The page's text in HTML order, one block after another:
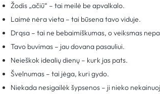
Žodis „ačiū“ – tai meilė be apvalkalo.
Laimė nėra vieta – tai būsena tavo viduje.
Drąsa – tai ne bebaimiškumas, o veiksmas
Tavo buvimas – jau dovana pasauliui.
Neieškok idealių dienų – kurk jas pats.
Švelnumas – tai jėga, kuri gydo.
Niekada nesigailėk šypsenos – ji nieko